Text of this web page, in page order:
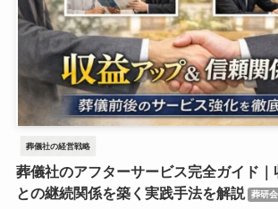
葬儀社の経営戦略
葬儀社のアフターサービス完全ガイド
との継続関係を築く実践手法を解説
葬研